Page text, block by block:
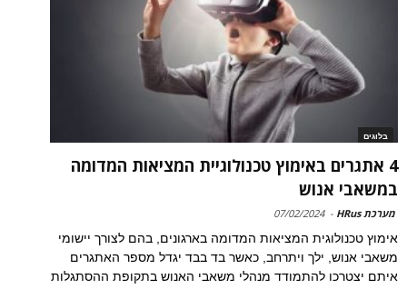
בלוגים
4 אתגרים באימוץ טכנולוגיית המציאות המדומה
במשאבי אנוש
מערכת HRus -
07/02/2024
אימוץ טכנולוגית המציאות המדומה בארגונים, בהם לצורך יישומי
משאבי אנוש, ילך ויתרחב, כאשר בד בבד יגדל מספר האתגרים
איתם יצטרכו להתמודד מנהלי משאבי האנוש בתקופת ההסתגלות